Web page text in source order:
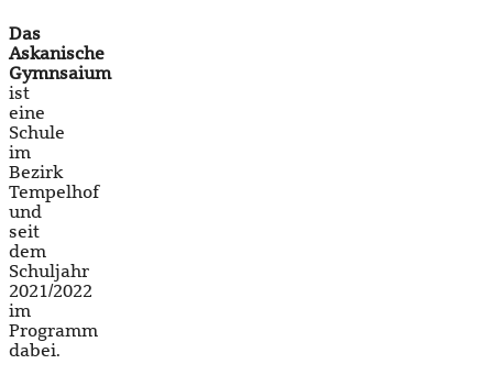
Das
Askanische
Gymnsaium
ist
eine
Schule
im
Bezirk
Tempelhof
und
seit
dem
Schuljahr
2021/2022
im
Programm
dabei.